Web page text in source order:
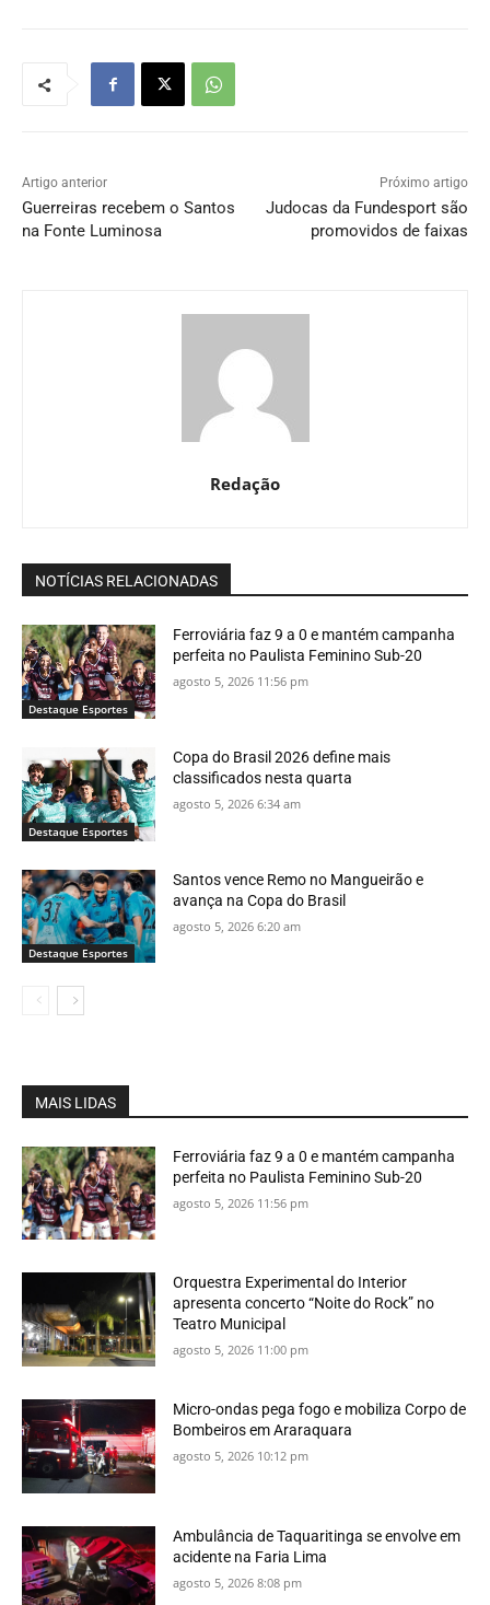
Artigo anterior
Guerreiras recebem o Santos
na Fonte Luminosa
Próximo artigo
Judocas da Fundesport são
promovidos de faixas
Redação
NOTÍCIAS RELACIONADAS
Destaque Esportes
Ferroviária faz 9 a 0 e mantém campanha
perfeita no Paulista Feminino Sub-20
agosto 5, 2026 11:56 pm
Destaque Esportes
Copa do Brasil 2026 define mais
classificados nesta quarta
agosto 5, 2026 6:34 am
Destaque Esportes
Santos vence Remo no Mangueirão e
avança na Copa do Brasil
agosto 5, 2026 6:20 am
MAIS LIDAS
Ferroviária faz 9 a 0 e mantém campanha
perfeita no Paulista Feminino Sub-20
agosto 5, 2026 11:56 pm
Orquestra Experimental do Interior
apresenta concerto “Noite do Rock” no
Teatro Municipal
agosto 5, 2026 11:00 pm
Micro-ondas pega fogo e mobiliza Corpo de
Bombeiros em Araraquara
agosto 5, 2026 10:12 pm
Ambulância de Taquaritinga se envolve em
acidente na Faria Lima
agosto 5, 2026 8:08 pm